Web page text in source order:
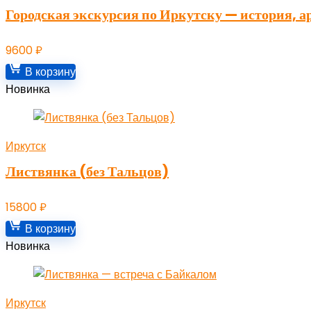
Городская экскурсия по Иркутску — история,
9600₽
В корзину
Новинка
Иркутск
Листвянка (без Тальцов)
15800₽
В корзину
Новинка
Иркутск